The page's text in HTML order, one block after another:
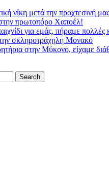
νίκη μετά την προχτεσινή
πρωτοπόρο Χαποέλ!
για εμάς, πήραμε πολλές
σκληροτράχηλη Μονακό
στην Μύκονο, είχαμε